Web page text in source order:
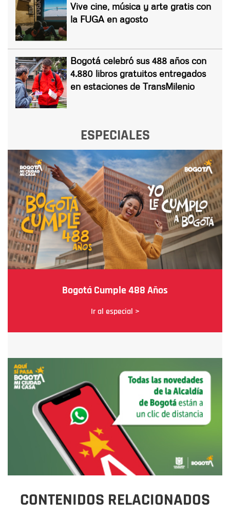
Vive cine, música y arte gratis con
la FUGA en agosto
Bogotá celebró sus 488 años con
4.880 libros gratuitos entregados
en estaciones de TransMilenio
ESPECIALES
Bogotá Cumple 488 Años
Ir al especial >
CONTENIDOS RELACIONADOS